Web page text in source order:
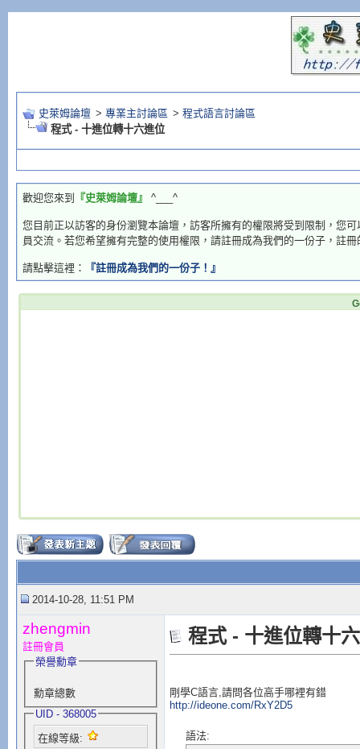
史萊姆論壇 > 專業主討論區 > 程式語言討論區
程式 - 十進位轉十六進位
歡迎您來到 『史萊姆論壇』 ^___^
您目前正以訪客的身份瀏覽本論壇，訪客所擁有的權限將受到限制，您
員交流。若您希望擁有完整的使用權限，請註冊成為我們的一份子，註
請點擊這裡： 『註冊成為我們的一份子！』
2014-10-28, 11:51 PM
zhengmin
註冊會員
榮譽勳章
勳章總數
UID - 368005
在線等級:
程式 - 十進位轉十
剛學C語言,請問各位高手哪裡有錯
http://ideone.com/RxY2D5
語法: